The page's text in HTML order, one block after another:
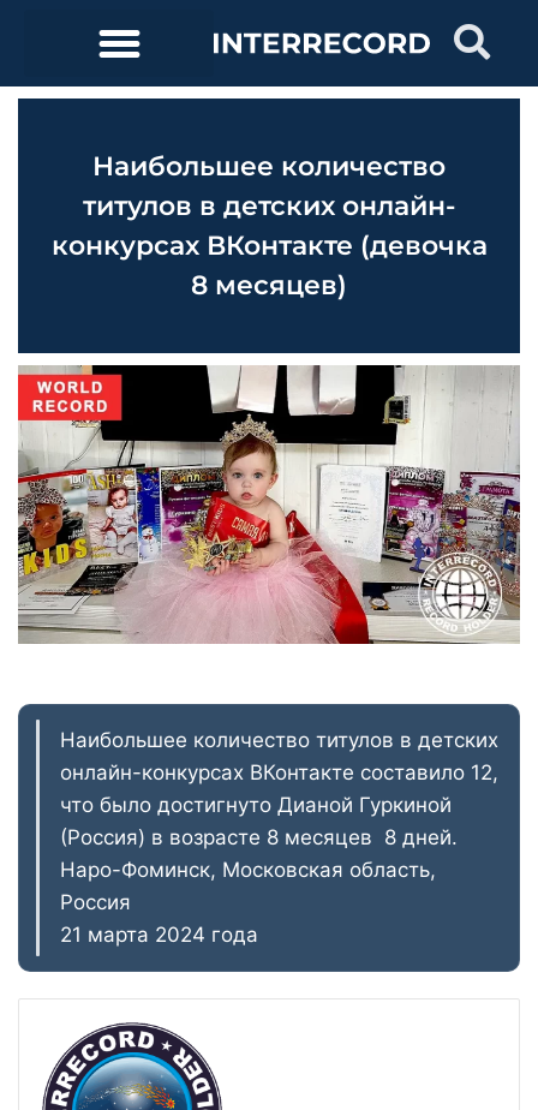
Наибольшее количество
титулов в детских онлайн-
конкурсах ВКонтакте (девочка
8 месяцев)
Наибольшее количество титулов в детских
онлайн-конкурсах ВКонтакте составило 12,
что было достигнуто Дианой Гуркиной
(Россия) в возрасте 8 месяцев 8 дней.
Наро-Фоминск, Московская область,
Россия
21 марта 2024 года